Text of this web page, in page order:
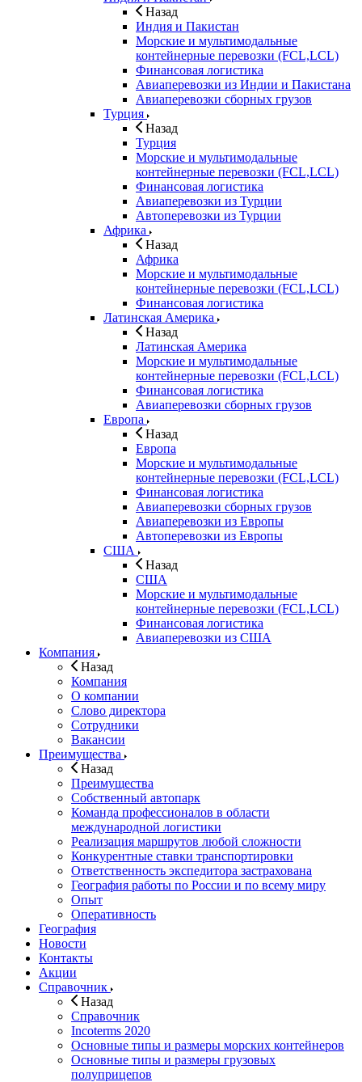
Назад
Индия и Пакистан
Морские и мультимодальные
контейнерные перевозки (FCL,LCL)
Финансовая логистика
Авиаперевозки из Индии и Пакистана
Авиаперевозки сборных грузов
Турция
Назад
Турция
Морские и мультимодальные
контейнерные перевозки (FCL,LCL)
Финансовая логистика
Авиаперевозки из Турции
Автоперевозки из Турции
Африка
Назад
Африка
Морские и мультимодальные
контейнерные перевозки (FCL,LCL)
Финансовая логистика
Латинская Америка
Назад
Латинская Америка
Морские и мультимодальные
контейнерные перевозки (FCL,LCL)
Финансовая логистика
Авиаперевозки сборных грузов
Европа
Назад
Европа
Морские и мультимодальные
контейнерные перевозки (FCL,LCL)
Финансовая логистика
Авиаперевозки сборных грузов
Авиаперевозки из Европы
Автоперевозки из Европы
США
Назад
США
Морские и мультимодальные
контейнерные перевозки (FCL,LCL)
Финансовая логистика
Авиаперевозки из США
Компания
Назад
Компания
О компании
Слово директора
Сотрудники
Вакансии
Преимущества
Назад
Преимущества
Собственный автопарк
Команда профессионалов в области
международной логистики
Реализация маршрутов любой сложности
Конкурентные ставки транспортировки
Ответственность экспедитора застрахована
География работы по России и по всему миру
Опыт
Оперативность
География
Новости
Контакты
Акции
Справочник
Назад
Справочник
Incoterms 2020
Основные типы и размеры морских контейнеров
Основные типы и размеры грузовых
полуприцепов